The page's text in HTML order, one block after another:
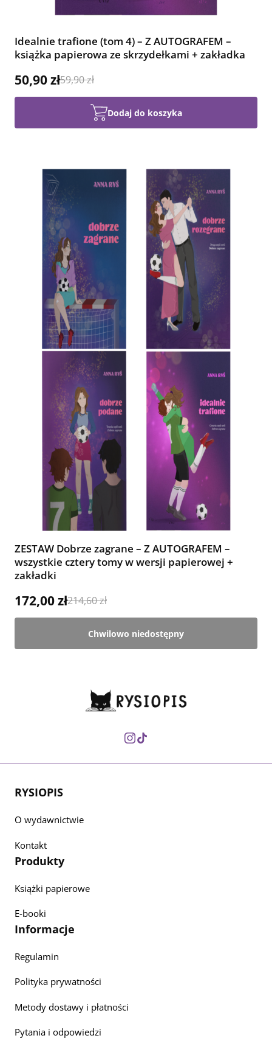
Idealnie trafione (tom 4) – Z AUTOGRAFEM –
książka papierowa ze skrzydełkami + zakładka
50,90 zł59,90 zł
Dodaj do koszyka
ZESTAW Dobrze zagrane – Z AUTOGRAFEM –
wszystkie cztery tomy w wersji papierowej +
zakładki
172,00 zł214,60 zł
Chwilowo niedostępny
RYSIOPIS
O wydawnictwie
Kontakt
Produkty
Książki papierowe
E-booki
Informacje
Regulamin
Polityka prywatności
Metody dostawy i płatności
Pytania i odpowiedzi